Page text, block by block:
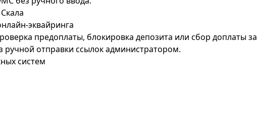
эквайринга
предоплаты, блокировка депозита или сбор доплаты за
отправки ссылок администратором.
систем